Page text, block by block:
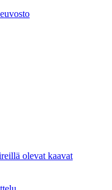
olevat kaavat